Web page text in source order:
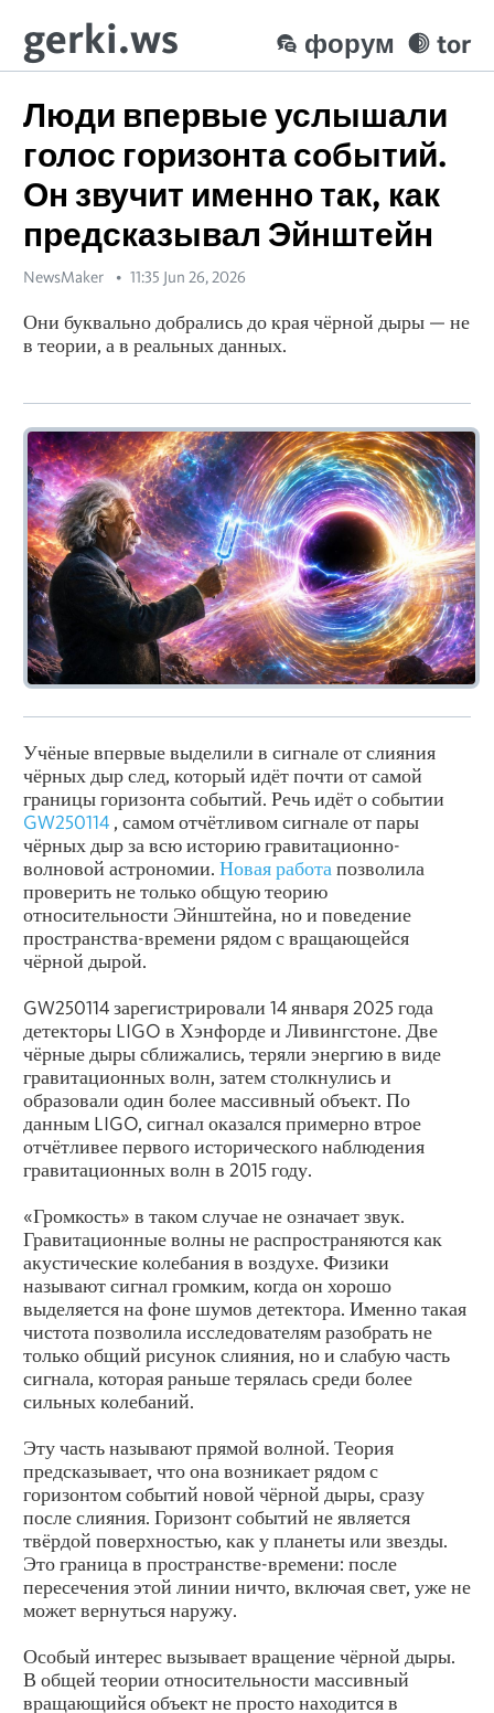
gerki.ws tor
форум
Люди впервые услышали
голос горизонта событий.
Он звучит именно так, как
предсказывал Эйнштейн
NewsMaker 11:35 Jun 26, 2026
Они буквально добрались до края чёрной дыры — не
в теории, а в реальных данных.
Учёные впервые выделили в сигнале от слияния
чёрных дыр след, который идёт почти от самой
границы горизонта событий. Речь идёт о событии
GW250114 , самом отчётливом сигнале от пары
чёрных дыр за всю историю гравитационно-
волновой астрономии. Новая работа позволила
проверить не только общую теорию
относительности Эйнштейна, но и поведение
пространства-времени рядом с вращающейся
чёрной дырой.
GW250114 зарегистрировали 14 января 2025 года
детекторы LIGO в Хэнфорде и Ливингстоне. Две
чёрные дыры сближались, теряли энергию в виде
гравитационных волн, затем столкнулись и
образовали один более массивный объект. По
данным LIGO, сигнал оказался примерно втрое
отчётливее первого исторического наблюдения
гравитационных волн в 2015 году.
«Громкость» в таком случае не означает звук.
Гравитационные волны не распространяются как
акустические колебания в воздухе. Физики
называют сигнал громким, когда он хорошо
выделяется на фоне шумов детектора. Именно такая
чистота позволила исследователям разобрать не
только общий рисунок слияния, но и слабую часть
сигнала, которая раньше терялась среди более
сильных колебаний.
Эту часть называют прямой волной. Теория
предсказывает, что она возникает рядом с
горизонтом событий новой чёрной дыры, сразу
после слияния. Горизонт событий не является
твёрдой поверхностью, как у планеты или звезды.
Это граница в пространстве-времени: после
пересечения этой линии ничто, включая свет, уже не
может вернуться наружу.
Особый интерес вызывает вращение чёрной дыры.
В общей теории относительности массивный
вращающийся объект не просто находится в